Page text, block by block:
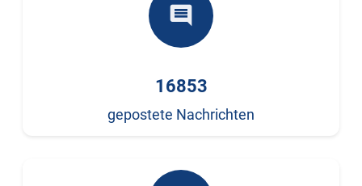
comment
16853
gepostete Nachrichten